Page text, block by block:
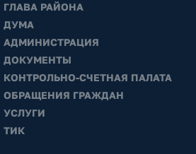
ГЛАВА РАЙОНА
ДУМА
АДМИНИСТРАЦИЯ
ДОКУМЕНТЫ
КОНТРОЛЬНО-СЧЕТНАЯ ПАЛАТА
ОБРАЩЕНИЯ ГРАЖДАН
УСЛУГИ
ТИК